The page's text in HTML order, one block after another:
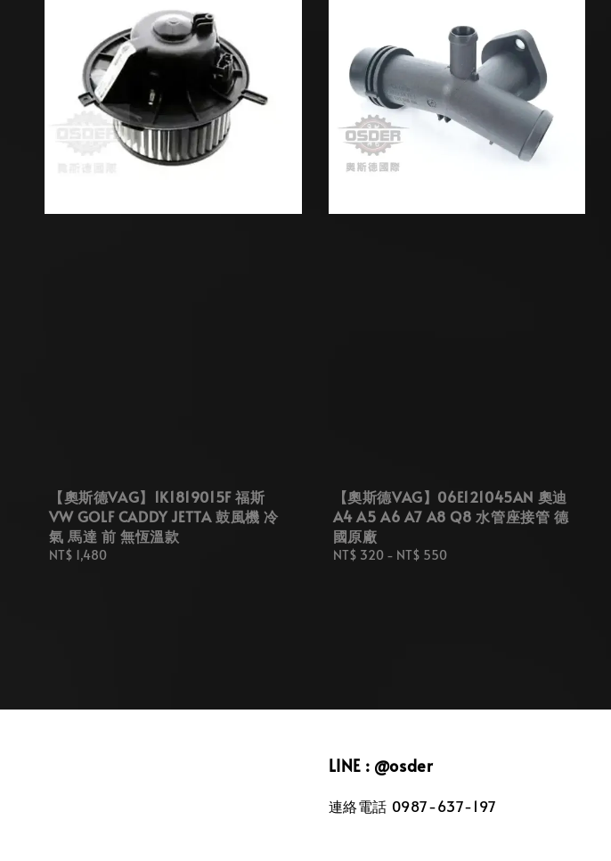
【奧斯德VAG】1K1819015F 福斯
VW GOLF CADDY JETTA 鼓風機 冷
氣 馬達 前 無恆溫款
Regular
NT$ 1,480
【奧斯德VAG】06E121045AN 奧迪
A4 A5 A6 A7 A8 Q8 水管座接管 德
國原廠
Regular
NT$ 320- NT$ 550
LINE : @osder
連絡電話 0987-637-197